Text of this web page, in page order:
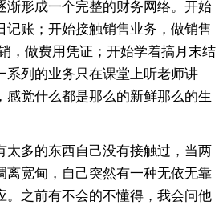
渐形成一个完整的财务网络。开始
记账；开始接触销售业务，做销售
，做费用凭证；开始学着搞月末结
系列的业务只在课堂上听老师讲
感觉什么都是那么的新鲜那么的生
太多的东西自己没有接触过，当两
离宽甸，自己突然有一种无依无靠
。之前有不会的不懂得，我会问他